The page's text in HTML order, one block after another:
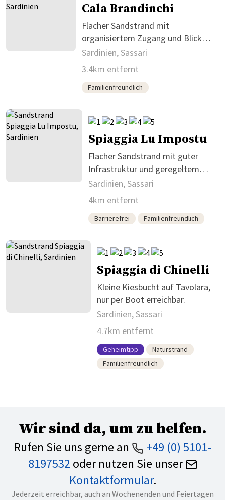
Cala Brandinchi
Flacher Sandstrand mit
organisiertem Zugang und Blick
auf Tavolara
Sardinien, Sassari
3.4km entfernt
Familienfreundlich
Spiaggia Lu Impostu
Flacher Sandstrand mit guter
Infrastruktur und geregeltem
Zugang
Sardinien, Sassari
4km entfernt
Barrierefrei Familienfreundlich
Spiaggia di Chinelli
Kleine Kiesbucht auf Tavolara,
nur per Boot erreichbar.
Sardinien, Sassari
4.7km entfernt
Geheimtipp
Naturstrand
Familienfreundlich
Wir sind da, um zu helfen.
Rufen Sie uns gerne an
+49 (0) 5101-
8197532 oder nutzen Sie unser
Kontaktformular.
Jederzeit erreichbar, auch an Wochenenden und Feiertagen